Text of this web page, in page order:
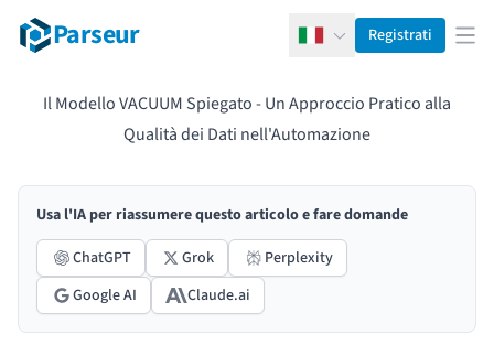
Parseur ItalianoRegistrati
Il Modello VACUUM Spiegato - Un Approccio Pratico alla
Qualità dei Dati nell'Automazione
Usa l'IA per riassumere questo articolo e fare domande
ChatGPT
Grok
Perplexity
Google AI
Claude.ai